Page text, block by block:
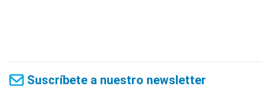
Suscríbete a nuestro newsletter